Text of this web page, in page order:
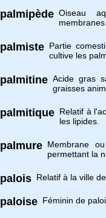
palmipède Oiseau
palmiste Partie
cultive les
palmitine Acide gras
graisses
palmitique Relatif à
les lipides.
palmure Membrane
permettant la
palois Relatif à la ville
paloise Féminin de